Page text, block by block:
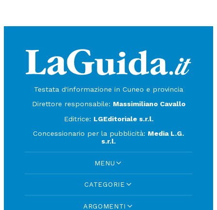
Testata d'informazione in Cuneo e provincia
Direttore responsabile: Massimiliano Cavallo
Editrice: LGEditoriale s.r.l.
Concessionario per la pubblicità: Media L.G.
s.r.l.
MENU
CATEGORIE
ARGOMENTI